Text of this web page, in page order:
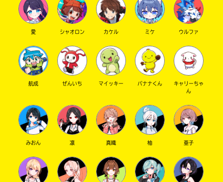
愛 シャオロン カケル ミケ ウルファ
航成 ぜんいち マイッキー バナナくん
キャリーちゃ
ん
みおん 凛 真織 柚 亜子